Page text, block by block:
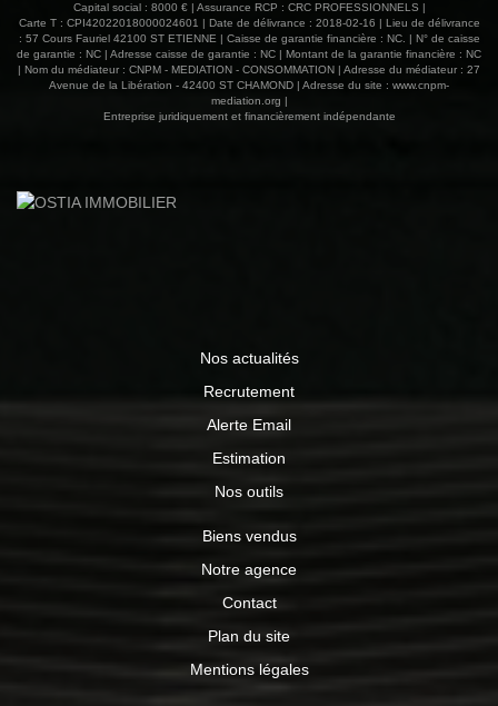
Capital social : 8000 € | Assurance RCP : CRC PROFESSIONNELS |
Carte T : CPI42022018000024601 | Date de délivrance : 2018-02-16 | Lieu de délivrance
: 57 Cours Fauriel 42100 ST ETIENNE | Caisse de garantie financière : NC. | N° de caisse
de garantie : NC | Adresse caisse de garantie : NC | Montant de la garantie financière : NC
| Nom du médiateur : CNPM - MEDIATION - CONSOMMATION | Adresse du médiateur : 27
Avenue de la Libération - 42400 ST CHAMOND | Adresse du site : www.cnpm-
mediation.org |
Entreprise juridiquement et financièrement indépendante
Nos actualités
Recrutement
Alerte Email
Estimation
Nos outils
Biens vendus
Notre agence
Contact
Plan du site
Mentions légales